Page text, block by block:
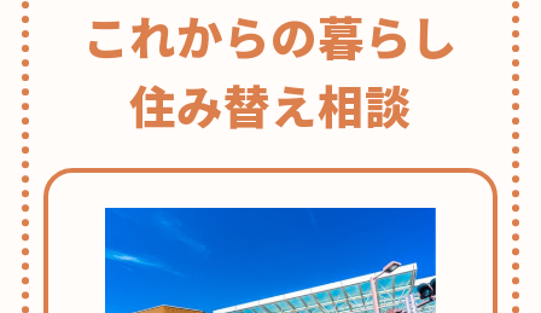
これからの暮らし
住み替え相談